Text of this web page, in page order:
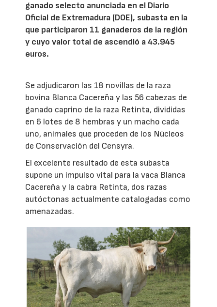
ganado selecto anunciada en el Diario
Oficial de Extremadura (DOE), subasta en la
que participaron 11 ganaderos de la región
y cuyo valor total de ascendió a 43.945
euros.
Se adjudicaron las 18 novillas de la raza
bovina Blanca Cacereña y las 56 cabezas de
ganado caprino de la raza Retinta, divididas
en 6 lotes de 8 hembras y un macho cada
uno, animales que proceden de los Núcleos
de Conservación del Censyra.
El excelente resultado de esta subasta
supone un impulso vital para la vaca Blanca
Cacereña y la cabra Retinta, dos razas
autóctonas actualmente catalogadas como
amenazadas.